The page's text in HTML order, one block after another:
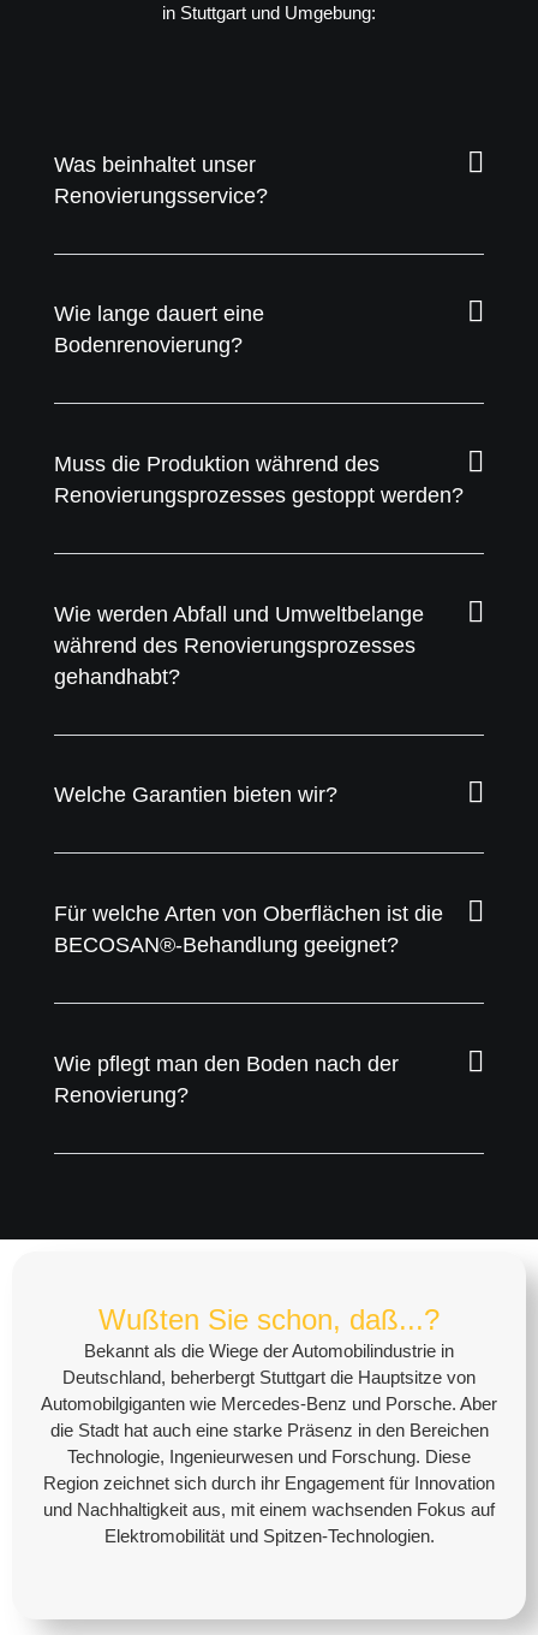
in Stuttgart und Umgebung:
Was beinhaltet unser
Renovierungsservice?
Wie lange dauert eine
Bodenrenovierung?
Muss die Produktion während des
Renovierungsprozesses gestoppt werden?
Wie werden Abfall und Umweltbelange
während des Renovierungsprozesses
gehandhabt?
Welche Garantien bieten wir?
Für welche Arten von Oberflächen ist die
BECOSAN®-Behandlung geeignet?
Wie pflegt man den Boden nach der
Renovierung?
Wußten Sie schon, daß...?
Bekannt als die Wiege der Automobilindustrie in
Deutschland, beherbergt Stuttgart die Hauptsitze von
Automobilgiganten wie Mercedes-Benz und Porsche. Aber
die Stadt hat auch eine starke Präsenz in den Bereichen
Technologie, Ingenieurwesen und Forschung. Diese
Region zeichnet sich durch ihr Engagement für Innovation
und Nachhaltigkeit aus, mit einem wachsenden Fokus auf
Elektromobilität und Spitzen-Technologien.